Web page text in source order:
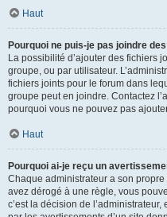
Haut
Pourquoi ne puis-je pas joindre
La possibilité d’ajouter des fichiers
groupe, ou par utilisateur.
fichiers joints pour le forum dans
groupe peut en joindre. Contactez
pourquoi vous ne pouvez pas
Haut
Pourquoi ai-je reçu un
Chaque administrateur a son
avez dérogé à une règle, vous
c’est la décision de